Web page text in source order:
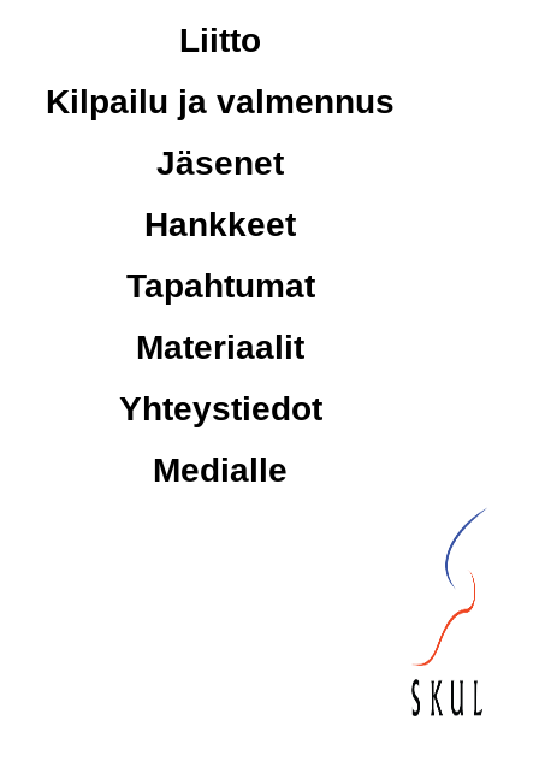
Liitto
Kilpailu ja valmennus
Jäsenet
Hankkeet
Tapahtumat
Materiaalit
Yhteystiedot
Medialle